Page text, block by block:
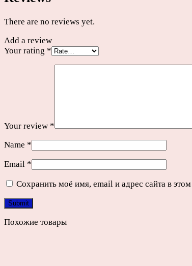
1/2"
quantity
There are no reviews yet.
Add a review
Your rating *
Your review *
Name *
Email *
Сохранить моё имя, email и адрес сайта в
Похожие товары